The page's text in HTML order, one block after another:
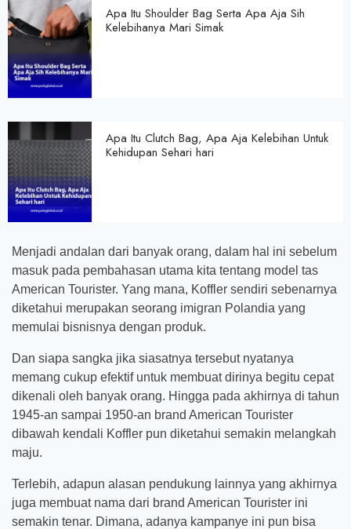
Apa Itu Shoulder Bag Serta Apa Aja Sih
Kelebihanya Mari Simak
Apa Itu Clutch Bag, Apa Aja Kelebihan Untuk
Kehidupan Sehari hari
Menjadi andalan dari banyak orang, dalam hal ini sebelum
masuk pada pembahasan utama kita tentang model tas
American Tourister. Yang mana, Koffler sendiri sebenarnya
diketahui merupakan seorang imigran Polandia yang
memulai bisnisnya dengan produk.
Dan siapa sangka jika siasatnya tersebut nyatanya
memang cukup efektif untuk membuat dirinya begitu cepat
dikenali oleh banyak orang. Hingga pada akhirnya di tahun
1945-an sampai 1950-an brand American Tourister
dibawah kendali Koffler pun diketahui semakin melangkah
maju.
Terlebih, adapun alasan pendukung lainnya yang akhirnya
juga membuat nama dari brand American Tourister ini
semakin tenar. Dimana, adanya kampanye ini pun bisa